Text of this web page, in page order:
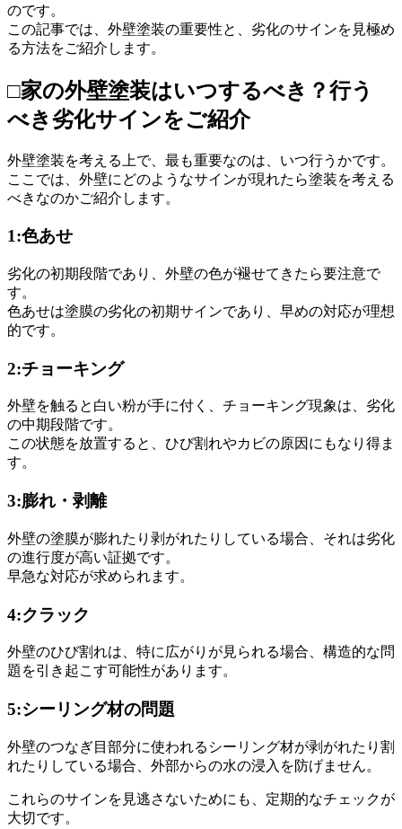
のです。
この記事では、外壁塗装の重要性と、劣化のサインを見極め
る方法をご紹介します。
□家の外壁塗装はいつするべき？行う
べき劣化サインをご紹介
外壁塗装を考える上で、最も重要なのは、いつ行うかです。
ここでは、外壁にどのようなサインが現れたら塗装を考える
べきなのかご紹介します。
1:色あせ
劣化の初期段階であり、外壁の色が褪せてきたら要注意で
す。
色あせは塗膜の劣化の初期サインであり、早めの対応が理想
的です。
2:チョーキング
外壁を触ると白い粉が手に付く、チョーキング現象は、劣化
の中期段階です。
この状態を放置すると、ひび割れやカビの原因にもなり得ま
す。
3:膨れ・剥離
外壁の塗膜が膨れたり剥がれたりしている場合、それは劣化
の進行度が高い証拠です。
早急な対応が求められます。
4:クラック
外壁のひび割れは、特に広がりが見られる場合、構造的な問
題を引き起こす可能性があります。
5:シーリング材の問題
外壁のつなぎ目部分に使われるシーリング材が剥がれたり割
れたりしている場合、外部からの水の浸入を防げません。
これらのサインを見逃さないためにも、定期的なチェックが
大切です。